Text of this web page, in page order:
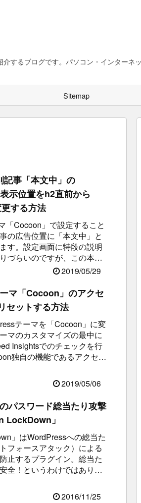
するブログです。パソコン・インターネ
Sitemap
事「本文中」の
示位置をh2直前から
する方法
「Cocoon」で設定すること
の広告位置に「本文中」と
す。設定画面に特段の説明
づらいのですが、この本文
2019/05/29
マ「Cocoon」のアクセ
セットする方法
テーマを「Cocoon」に変
マのカスタマイズの最中に
Insightsでのチェックを行
独自の機能であるアクセス
2019/05/06
パスワード総当たり攻撃
LockDown」
」はWordPressへの総当た
フォースアタック）による
止するプラグイン。総当た
全！というわけではありま
2016/11/25